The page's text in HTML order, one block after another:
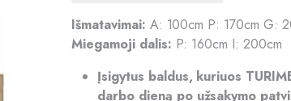
Išmatavimai: A: 100cm P: 170cm G:
Miegamoji dalis: P: 160cm I: 200cm
Įsigytus baldus, kuriuos
darbo dieną po užsakymo